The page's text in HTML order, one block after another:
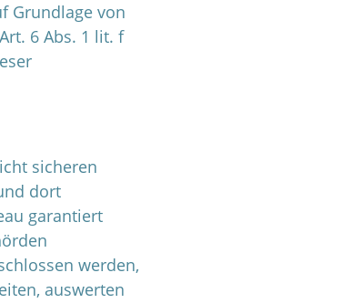
Grundlage von
6 Abs. 1 lit. f
sicheren
dort
garantiert
werden,
auswerten